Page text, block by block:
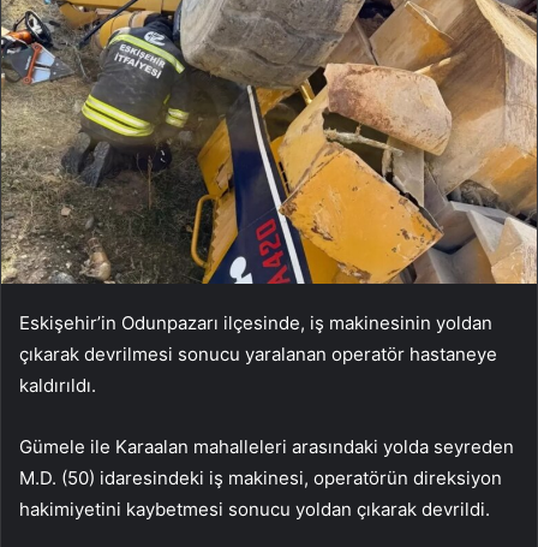
Eskişehir’in Odunpazarı ilçesinde, iş makinesinin yoldan
çıkarak devrilmesi sonucu yaralanan operatör hastaneye
kaldırıldı.
Gümele ile Karaalan mahalleleri arasındaki yolda seyreden
M.D. (50) idaresindeki iş makinesi, operatörün direksiyon
hakimiyetini kaybetmesi sonucu yoldan çıkarak devrildi.